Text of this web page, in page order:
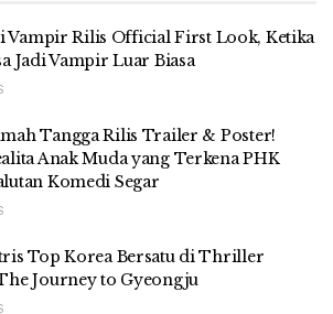
Vampir Rilis Official First Look, Ketika
Jadi Vampir Luar Biasa
Tangga Rilis Trailer & Poster!
Anak Muda yang Terkena PHK
Komedi Segar
Top Korea Bersatu di Thriller
Journey to Gyeongju